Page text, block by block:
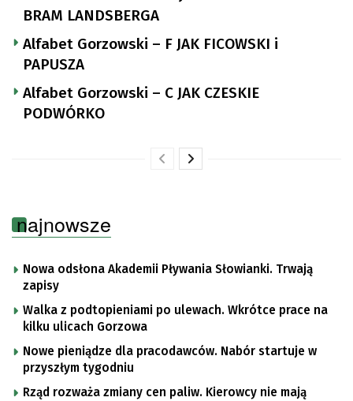
BRAM LANDSBERGA
Alfabet Gorzowski – F JAK FICOWSKI i
PAPUSZA
Alfabet Gorzowski – C JAK CZESKIE
PODWÓRKO
najnowsze
Nowa odsłona Akademii Pływania Słowianki. Trwają
zapisy
Walka z podtopieniami po ulewach. Wkrótce prace na
kilku ulicach Gorzowa
Nowe pieniądze dla pracodawców. Nabór startuje w
przyszłym tygodniu
Rząd rozważa zmiany cen paliw. Kierowcy nie mają